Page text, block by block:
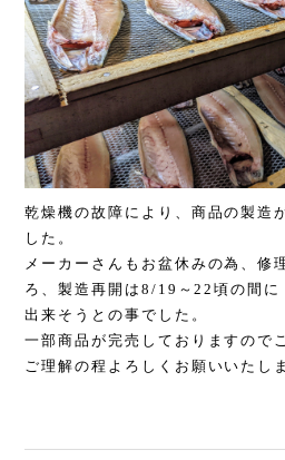
乾燥機の故障により、商品の製造
した。
メーカーさんもお盆休みの為、修
ろ、製造再開は8/19～22頃の間に
出来そうとの事でした。
一部商品が完売しておりますので
ご理解の程よろしくお願いいたし